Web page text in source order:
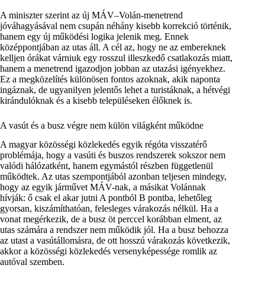
A miniszter szerint az új MÁV–Volán-menetrend
jóváhagyásával nem csupán néhány kisebb korrekció történik,
hanem egy új működési logika jelenik meg. Ennek
középpontjában az utas áll. A cél az, hogy ne az embereknek
kelljen órákat várniuk egy rosszul illeszkedő csatlakozás miatt,
hanem a menetrend igazodjon jobban az utazási igényekhez.
Ez a megközelítés különösen fontos azoknak, akik naponta
ingáznak, de ugyanilyen jelentős lehet a turistáknak, a hétvégi
kirándulóknak és a kisebb településeken élőknek is.
A vasút és a busz végre nem külön világként működne
A magyar közösségi közlekedés egyik régóta visszatérő
problémája, hogy a vasúti és buszos rendszerek sokszor nem
valódi hálózatként, hanem egymástól részben függetlenül
működtek. Az utas szempontjából azonban teljesen mindegy,
hogy az egyik járművet MÁV-nak, a másikat Volánnak
hívják: ő csak el akar jutni A pontból B pontba, lehetőleg
gyorsan, kiszámíthatóan, felesleges várakozás nélkül. Ha a
vonat megérkezik, de a busz öt perccel korábban elment, az
utas számára a rendszer nem működik jól. Ha a busz behozza
az utast a vasútállomásra, de ott hosszú várakozás következik,
akkor a közösségi közlekedés versenyképessége romlik az
autóval szemben.